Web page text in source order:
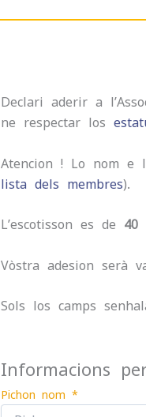
Declari aderir a
ne respectar los
Atencion ! Lo nom e
lista dels membres).
L’escotisson es de 40
Vòstra adesion serà
Sols los camps
Informacions
Pichon nom *